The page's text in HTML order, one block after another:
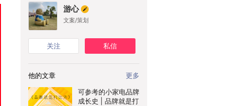
游心
文案/策划
关注 私信
他的文章 更多
可参考的小家电品牌
成长史 | 品牌就是打